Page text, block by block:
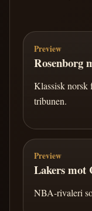
Preview
Rosenborg
Klassisk norsk
tribunen.
Preview
Lakers mot
NBA-rivaleri